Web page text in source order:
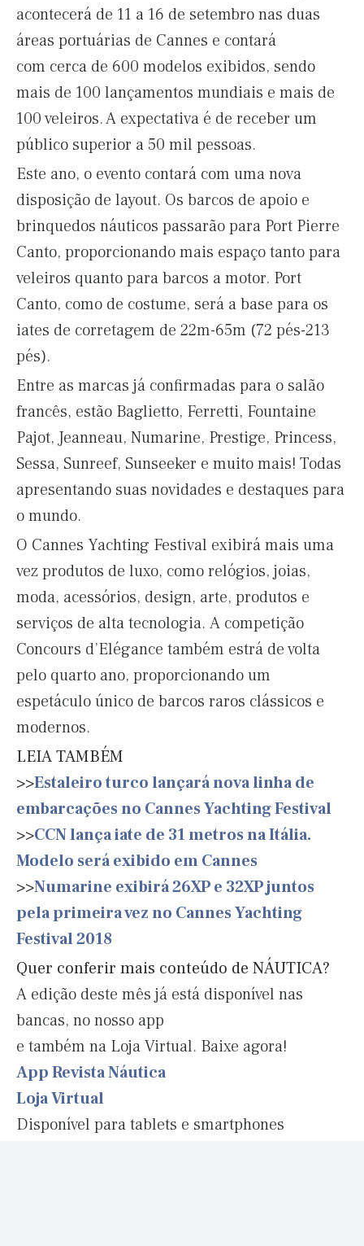
acontecerá de 11 a 16 de setembro nas duas
áreas portuárias de Cannes e contará
com cerca de 600 modelos exibidos, sendo
mais de 100 lançamentos mundiais e mais de
100 veleiros. A expectativa é de receber um
público superior a 50 mil pessoas.
Este ano, o evento contará com uma nova
disposição de layout. Os barcos de apoio e
brinquedos náuticos passarão para Port Pierre
Canto, proporcionando mais espaço tanto para
veleiros quanto para barcos a motor. Port
Canto, como de costume, será a base para os
iates de corretagem de 22m-65m (72 pés-213
pés).
Entre as marcas já confirmadas para o salão
francês, estão Baglietto, Ferretti, Fountaine
Pajot, Jeanneau, Numarine, Prestige, Princess,
Sessa, Sunreef, Sunseeker e muito mais! Todas
apresentando suas novidades e destaques para
o mundo.
O Cannes Yachting Festival exibirá mais uma
vez produtos de luxo, como relógios, joias,
moda, acessórios, design, arte, produtos e
serviços de alta tecnologia. A competição
Concours d’Elégance também estrá de volta
pelo quarto ano, proporcionando um
espetáculo único de barcos raros clássicos e
modernos.
LEIA TAMBÉM
>>Estaleiro turco lançará nova linha de
embarcações no Cannes Yachting Festival
>>CCN lança iate de 31 metros na Itália.
Modelo será exibido em Cannes
>>Numarine exibirá 26XP e 32XP juntos
pela primeira vez no Cannes Yachting
Festival 2018
Quer conferir mais conteúdo de NÁUTICA?
A edição deste mês já está disponível nas
bancas, no nosso app
e também na Loja Virtual. Baixe agora!
App Revista Náutica
Loja Virtual
Disponível para tablets e smartphones